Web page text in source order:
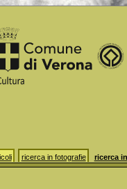
ricerca in fotografie ricerca